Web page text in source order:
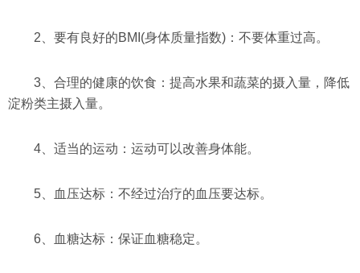
2、要有良好的BMI(身体质量指数)：不要体重过高。
3、合理的健康的饮食：提高水果和蔬菜的摄入量，降低
淀粉类主摄入量。
4、适当的运动：运动可以改善身体能。
5、血压达标：不经过治疗的血压要达标。
6、血糖达标：保证血糖稳定。